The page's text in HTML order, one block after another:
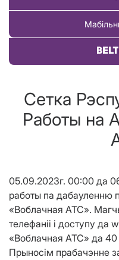
Сетка
Работы на
05.09.2023г. 00:00 да
работы па дабауленню
«Воблачная АТС».
телефаніі і доступу да
«Воблачная АТС» да 40
Прыносім прабачэнне